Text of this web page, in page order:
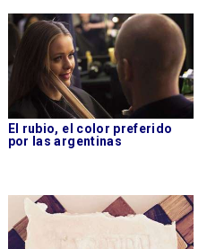
El rubio, el color preferido
por las argentinas